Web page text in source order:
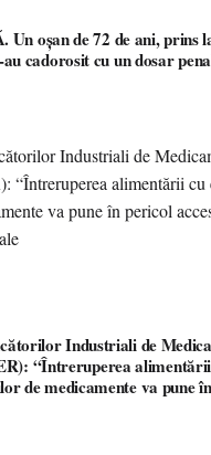
oșan de 72 de ani, prins
cadorosit cu un dosar
Industriali de
“Întreruperea
de medicamente va pune